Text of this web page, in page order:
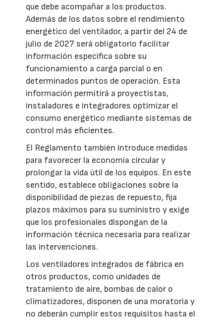
que debe acompañar a los productos.
Además de los datos sobre el rendimiento
energético del ventilador, a partir del 24 de
julio de 2027 será obligatorio facilitar
información específica sobre su
funcionamiento a carga parcial o en
determinados puntos de operación. Esta
información permitirá a proyectistas,
instaladores e integradores optimizar el
consumo energético mediante sistemas de
control más eficientes.
El Reglamento también introduce medidas
para favorecer la economía circular y
prolongar la vida útil de los equipos. En este
sentido, establece obligaciones sobre la
disponibilidad de piezas de repuesto, fija
plazos máximos para su suministro y exige
que los profesionales dispongan de la
información técnica necesaria para realizar
las intervenciones.
Los ventiladores integrados de fábrica en
otros productos, como unidades de
tratamiento de aire, bombas de calor o
climatizadores, disponen de una moratoria y
no deberán cumplir estos requisitos hasta el